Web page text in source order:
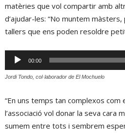
matèries que vol compartir amb
d’ajudar-les: “No muntem
tallers que ens poden resoldre
Reproductor
d'àudio
00:00
Jordi Tondo, col·laborador de El Mochuelo
“En uns temps tan complexos com
l’associació vol donar la seva cara
sumem entre tots i sembrem